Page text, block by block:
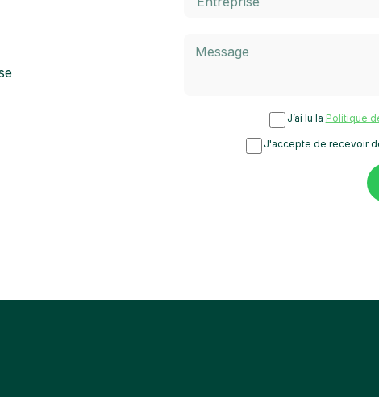
J’ai lu la Politique
J'accepte de recevoir